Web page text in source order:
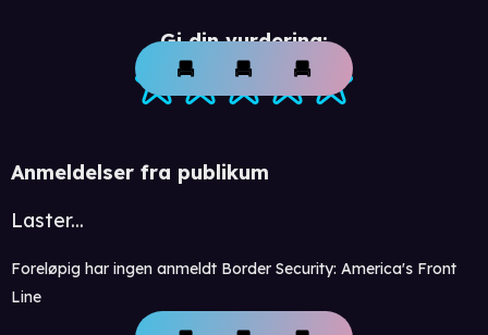
Gi din vurdering:
Anmeldelser fra publikum
Laster...
Foreløpig har ingen anmeldt Border Security: America's Front
Line